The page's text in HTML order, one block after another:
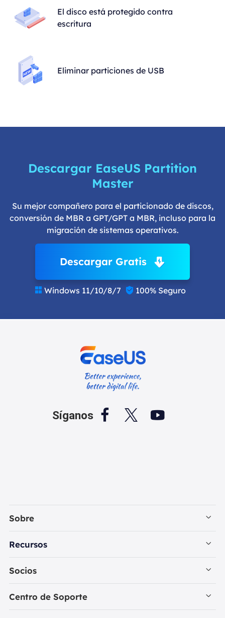
El disco está protegido contra
escritura
Eliminar particiones de USB
Descargar EaseUS Partition
Master
Su mejor compañero para el particionado de discos,
conversión de MBR a GPT/GPT a MBR, incluso para la
migración de sistemas operativos.
Descargar Gratis
 Windows 11/10/8/7  100% Seguro
Síganos   
Sobre
Empresa
Política de Reembolso
Recursos
Recuperación de Datos PC
Socios
Revendedores
Centro de Soporte